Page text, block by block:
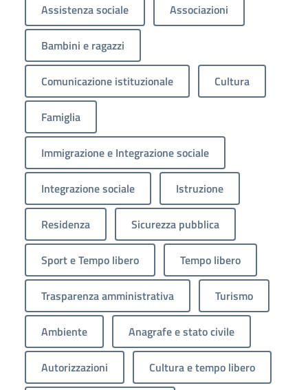
Assistenza sociale Associazioni
Bambini e ragazzi
Comunicazione istituzionale Cultura
Famiglia
Immigrazione e Integrazione sociale
Integrazione sociale Istruzione
Residenza Sicurezza pubblica
Sport e Tempo libero Tempo libero
Trasparenza amministrativa Turismo
Ambiente Anagrafe e stato civile
Autorizzazioni Cultura e tempo libero